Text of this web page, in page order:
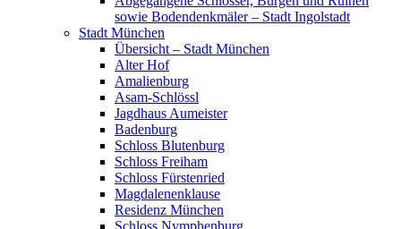
sowie Bodendenkmäler – Stadt Ingolstadt
Stadt München
Übersicht – Stadt München
Alter Hof
Amalienburg
Asam-Schlössl
Jagdhaus Aumeister
Badenburg
Schloss Blutenburg
Schloss Freiham
Schloss Fürstenried
Magdalenenklause
Residenz München
Schloss Nymphenburg